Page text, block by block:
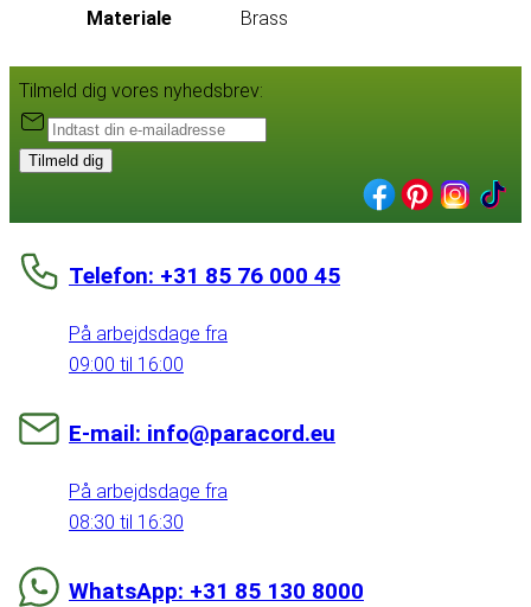
Materiale
Brass
Tilmeld dig vores nyhedsbrev:
Tilmeld dig
Telefon: +31 85 76 000 45
På arbejdsdage fra
09:00 til 16:00
E-mail: info@paracord.eu
På arbejdsdage fra
08:30 til 16:30
WhatsApp: +31 85 130 8000